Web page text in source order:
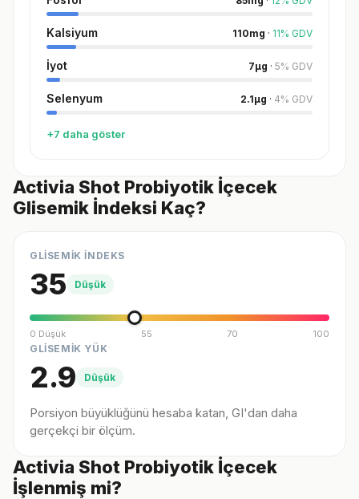
Kalsiyum 110mg · 11% GDV
İyot 7µg · 5% GDV
Selenyum 2.1µg · 4% GDV
+7 daha göster
Activia Shot Probiyotik İçecek
Glisemik İndeksi Kaç?
GLİSEMİK İNDEKS
35 Düşük
0 Düşük 55 70 100
GLİSEMİK YÜK
2.9 Düşük
Porsiyon büyüklüğünü hesaba katan, GI'dan daha
gerçekçi bir ölçüm.
Activia Shot Probiyotik İçecek
İşlenmiş mi?